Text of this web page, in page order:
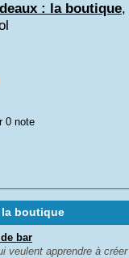
: la boutique,
0 note
la boutique
bar
veulent apprendre à